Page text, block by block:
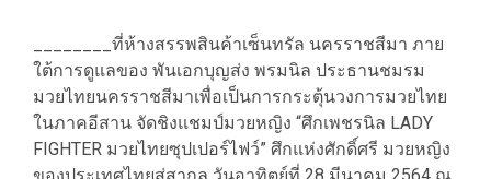
________ที่ห้างสรรพสินค้าเซ็นทรัล นครราชสีมา ภาย
ใต้การดูแลของ พันเอกบุญส่ง พรมนิล ประธานชมรม
มวยไทยนครราชสีมาเพื่อเป็นการกระตุ้นวงการมวยไทย
ในภาคอีสาน จัดชิงแชมป์มวยหญิง “ศึกเพชรนิล LADY
FIGHTER มวยไทยซุปเปอร์ไฟว์” ศึกแห่งศักดิ์ศรี มวยหญิง